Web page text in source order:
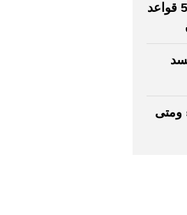
البطاطا ليست عدواً للرشاقة.. 5 قواعد
جسد
ومتى